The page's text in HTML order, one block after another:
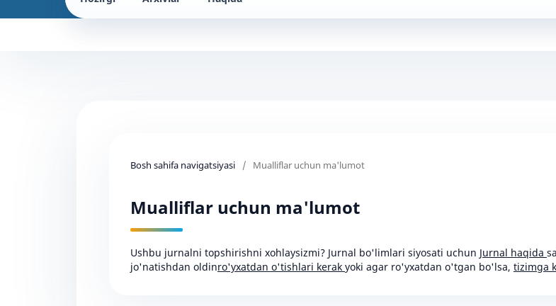
Bosh sahifa navigatsiyasi / Mualliflar uchun ma'lumot
Mualliflar uchun ma'lumot
Ushbu jurnalni topshirishni xohlaysizmi? Jurnal bo'limlari siyosati uchun Jurnal haqida
jo'natishdan oldinro'yxatdan o'tishlari kerak yoki agar ro'yxatdan o'tgan bo'lsa, tizimga